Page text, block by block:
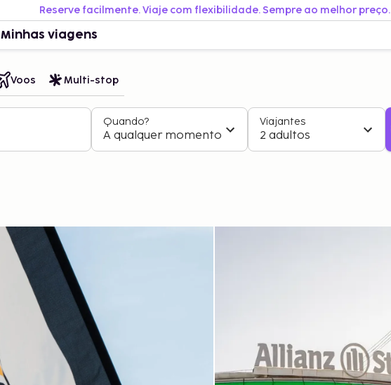
Reserve facilmente. Viaje com flexibilidade. Sempre ao melhor preço.
Minhas viagens
Voos Multi-stop
Quando?
A qualquer momento
Viajantes
2 adultos